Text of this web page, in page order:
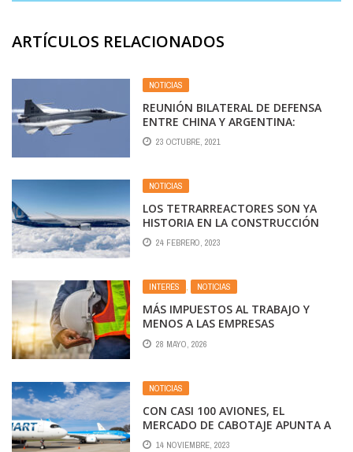
ARTÍCULOS RELACIONADOS
NOTICIAS
REUNIÓN BILATERAL DE DEFENSA
ENTRE CHINA Y ARGENTINA:
PROYECTOS DE EQUIPAMIENTO
23 OCTUBRE, 2021
NOTICIAS
LOS TETRARREACTORES SON YA
HISTORIA EN LA CONSTRUCCIÓN
AERONÁUTICA
24 FEBRERO, 2023
INTERÉS , NOTICIAS
MÁS IMPUESTOS AL TRABAJO Y
MENOS A LAS EMPRESAS
28 MAYO, 2026
NOTICIAS
CON CASI 100 AVIONES, EL
MERCADO DE CABOTAJE APUNTA A
UN VERANO RÉCORD
14 NOVIEMBRE, 2023